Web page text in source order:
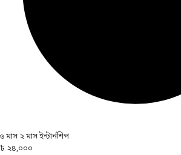
৬ মাস ২ মাস ইন্টার্নশিপ
৳ ২৪,০০০